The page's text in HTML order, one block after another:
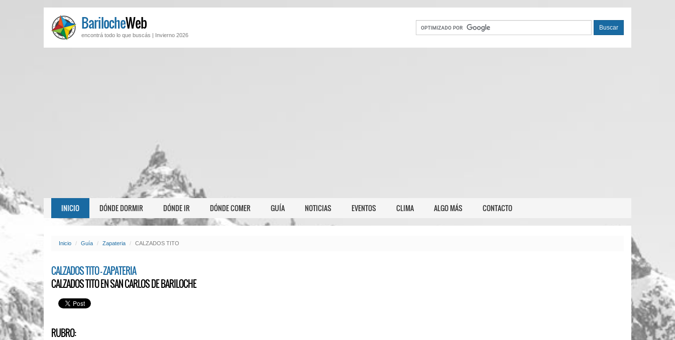
BarilocheWeb
encontrá todo lo que buscás | Invierno 2026
INICIO DÓNDE DORMIR DÓNDE IR DÓNDE COMER GUÍA NOTICIAS EVENTOS CLIMA ALGO MÁS CONTACTO
Inicio Guía Zapateria CALZADOS TITO
CALZADOS TITO - ZAPATERIA
CALZADOS TITO EN SAN CARLOS DE BARILOCHE
RUBRO: